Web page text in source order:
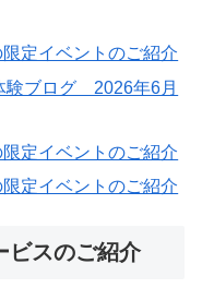
定イベントのご紹介
験ブログ 2026年6月
定イベントのご紹介
定イベントのご紹介
ビスのご紹介